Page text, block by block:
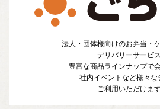
法人・団体様向けのお弁当・
デリバリーサービス
豊富な商品ラインナップで会
社内イベントなど様々な
ご利用いただけます